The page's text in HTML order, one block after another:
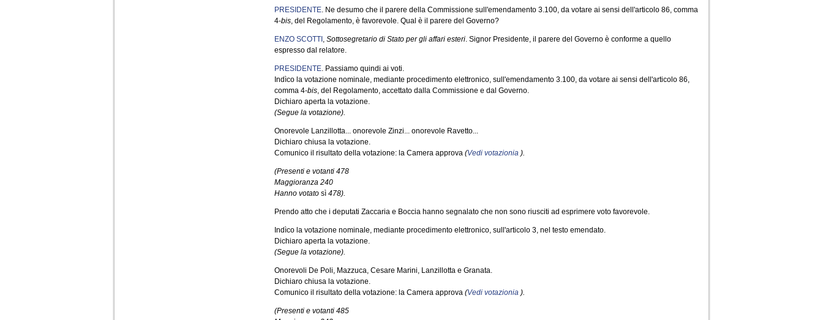
PRESIDENTE. Ne desumo che il parere della Commissione sull'emendamento 3.100, da votare ai sensi dell'articolo 86, comma
4-bis, del Regolamento, è favorevole. Qual è il parere del Governo?
ENZO SCOTTI , Sottosegretario di Stato per gli affari esteri. Signor Presidente, il parere del Governo è conforme a quello
espresso dal relatore.
PRESIDENTE. Passiamo quindi ai voti.
Indìco la votazione nominale, mediante procedimento elettronico, sull'emendamento 3.100, da votare ai sensi dell'articolo 86,
comma 4-bis, del Regolamento, accettato dalla Commissione e dal Governo.
Dichiaro aperta la votazione.
(Segue la votazione).
Onorevole Lanzillotta... onorevole Zinzi... onorevole Ravetto...
Dichiaro chiusa la votazione.
Comunico il risultato della votazione: la Camera approva (Vedi votazionia ).
(Presenti e votanti 478
Maggioranza 240
Hanno votato sì 478).
Prendo atto che i deputati Zaccaria e Boccia hanno segnalato che non sono riusciti ad esprimere voto favorevole.
Indìco la votazione nominale, mediante procedimento elettronico, sull'articolo 3, nel testo emendato.
Dichiaro aperta la votazione.
(Segue la votazione).
Onorevoli De Poli, Mazzuca, Cesare Marini, Lanzillotta e Granata.
Dichiaro chiusa la votazione.
Comunico il risultato della votazione: la Camera approva (Vedi votazionia ).
(Presenti e votanti 485